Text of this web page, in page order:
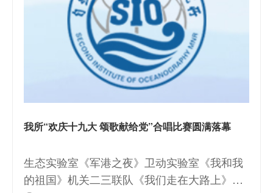
我所“欢庆十九大 颂歌献给党”合唱比赛圆满落幕
生态实验室《军港之夜》卫动实验室《我和我
的祖国》机关二三联队《我们走在大路上》海